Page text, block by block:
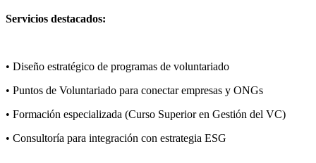
Servicios destacados:
• Diseño estratégico de programas de voluntariado
• Puntos de Voluntariado para conectar empresas y ONGs
• Formación especializada (Curso Superior en Gestión del VC)
• Consultoría para integración con estrategia ESG